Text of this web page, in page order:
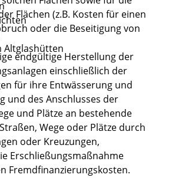
Flächen (z.B. Kosten für einen
oder die Beseitigung von
endgültige Herstellung der
einschließlich der
für ihre Entwässerung und
und des Anschlusses der
und Plätze an bestehende
Wege oder Plätze durch
oder Kreuzungen,
Erschließungsmaßnahme
Fremdfinanzierungskosten.